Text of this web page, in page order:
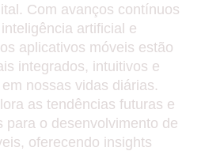
Com avanços contínuos
artificial e
aplicativos móveis estão
integrados, intuitivos e
nossas vidas diárias.
as tendências futuras e
para o desenvolvimento de
oferecendo insights